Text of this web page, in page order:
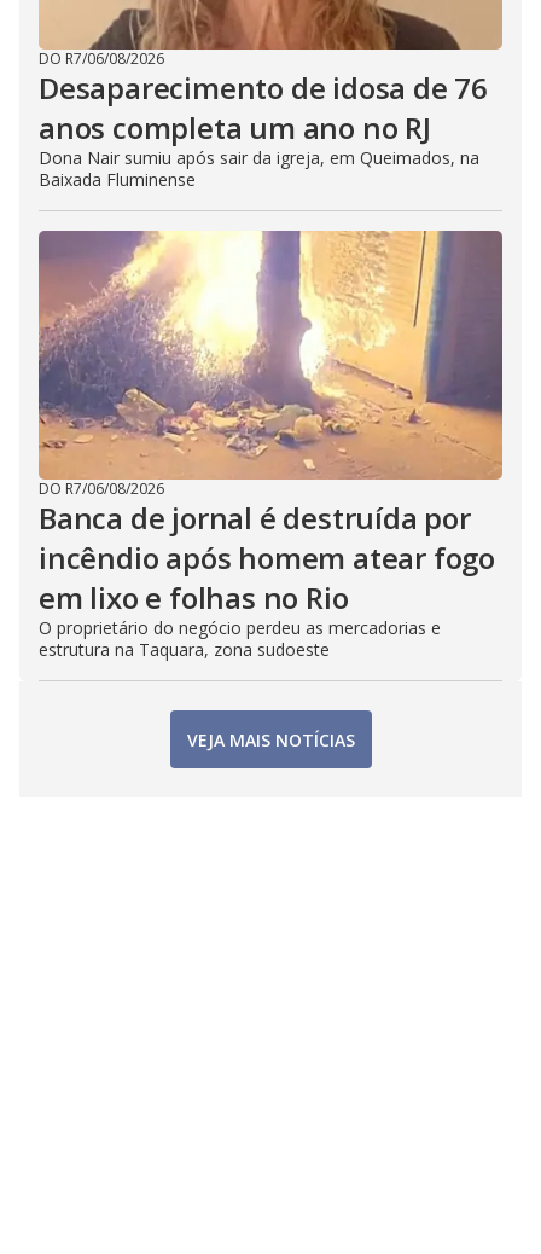
DO R7/06/08/2026
Desaparecimento de idosa de 76
anos completa um ano no RJ
Dona Nair sumiu após sair da igreja, em Queimados, na
Baixada Fluminense
DO R7/06/08/2026
Banca de jornal é destruída por
incêndio após homem atear fogo
em lixo e folhas no Rio
O proprietário do negócio perdeu as mercadorias e
estrutura na Taquara, zona sudoeste
VEJA MAIS NOTÍCIAS